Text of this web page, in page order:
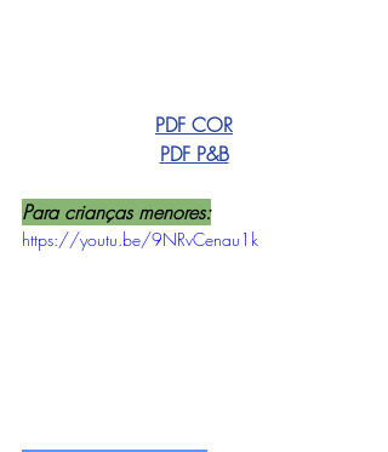
PDF COR
PDF P&B
Para crianças menores:
https://youtu.be/9NRvCenau1k